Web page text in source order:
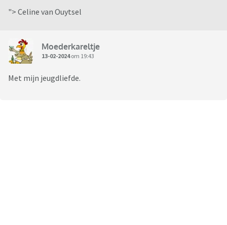
"> Celine van Ouytsel
Moederkareltje
13-02-2024om 19:43
Met mijn jeugdliefde.